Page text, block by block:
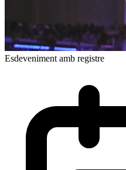
Esdeveniment amb registre